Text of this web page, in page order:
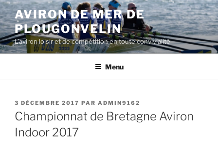
Aller
au
contenu
principal
AVIRON DE MER DE
PLOUGONVELIN
L'aviron loisir et de compétition en toute convivialité
Menu
PUBLIÉ
LE
3 DÉCEMBRE 2017 PAR ADMIN9162
Championnat de Bretagne Aviron
Indoor 2017